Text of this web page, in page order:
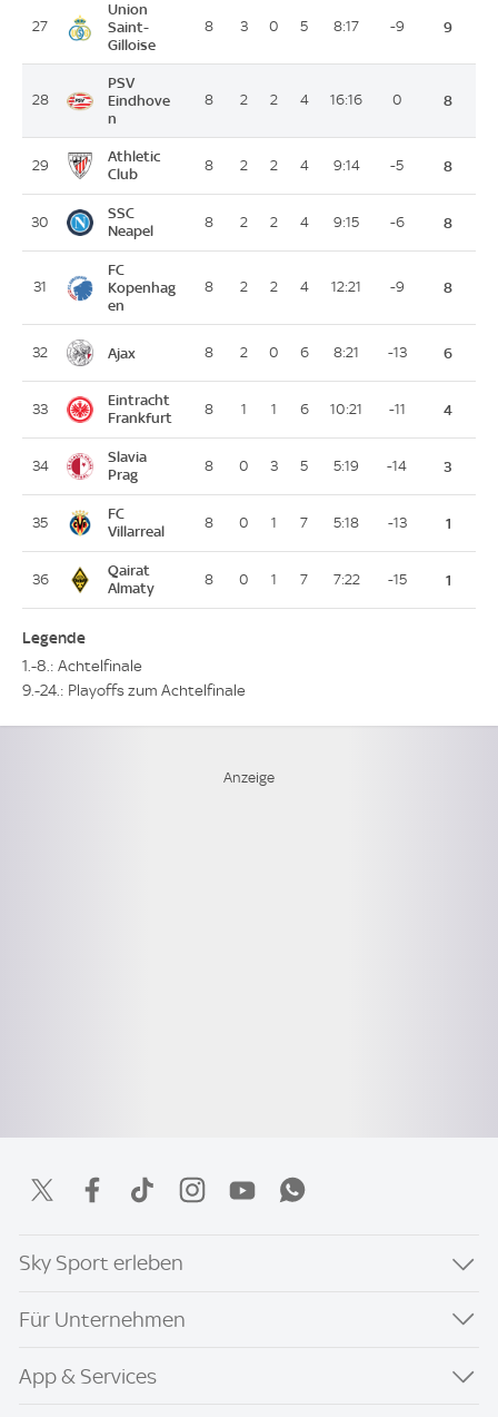
27
Union
Saint-
Gilloise
8 3 0 5 8:17 -9 9
28
PSV
Eindhove
n
8 2 2 4 16:16 0 8
29
Athletic
Club
8 2 2 4 9:14 -5 8
30
SSC
Neapel
8 2 2 4 9:15 -6 8
31
FC
Kopenhag
en
8 2 2 4 12:21 -9 8
32 Ajax 8 2 0 6 8:21 -13 6
33
Eintracht
Frankfurt
8 1 1 6 10:21 -11 4
34
Slavia
Prag
8 0 3 5 5:19 -14 3
35
FC
Villarreal
8 0 1 7 5:18 -13 1
36
Qairat
Almaty
8 0 1 7 7:22 -15 1
Legende
1.-8.: Achtelfinale
9.-24.: Playoffs zum Achtelfinale
Sky Sport erleben
Für Unternehmen
App & Services